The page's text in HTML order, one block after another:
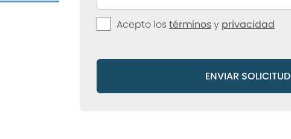
Acepto lostérminosy privacidad
ENVIAR SOLICITUD